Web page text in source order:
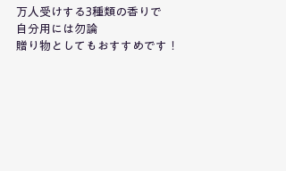
万人受けする3種類の香りで
自分用には勿論
贈り物としてもおすすめです！